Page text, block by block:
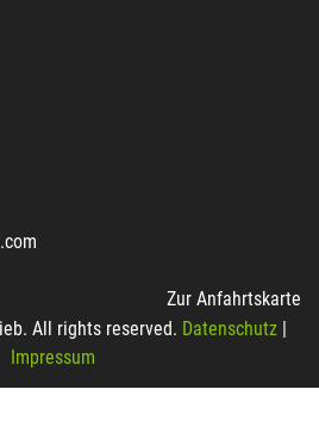
Zur Anfahrtskarte
All rights reserved. Datenschutz |
Impressum